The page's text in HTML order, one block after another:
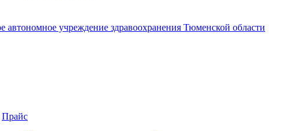
автономное учреждение здравоохранения Тюменской области
Прайс